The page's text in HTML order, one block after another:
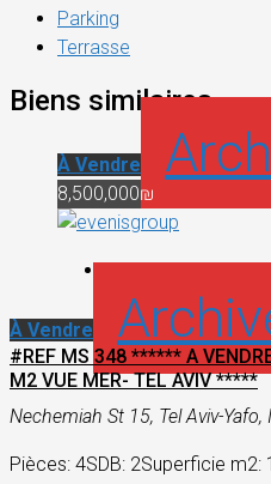
Parking
Terrasse
Biens similaires
À Vendre
8,500,000₪
À Vendre
#REF MS 348 ****** A
M2 VUE MER- TEL AVIV *****
Nechemiah St 15, Tel Aviv-Yafo,
Pièces: 4SDB: 2Superficie m2: